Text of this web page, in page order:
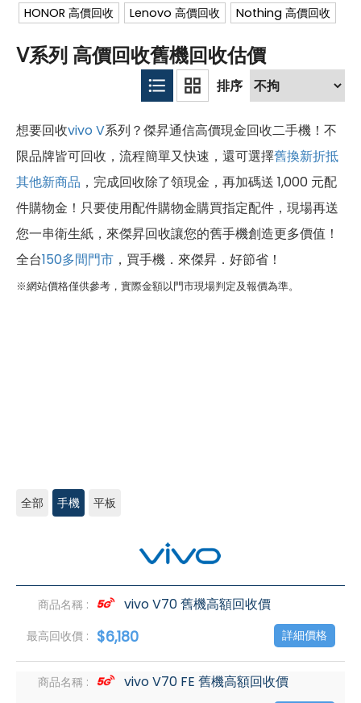
HONOR 高價回收
Lenovo 高價回收 Nothing 高價回收
V系列 高價回收舊機回收估價
想要回收vivo V系列？傑昇通信高價現金回收二手機！不
限品牌皆可回收，流程簡單又快速，還可選擇舊換新折抵
其他新商品 ，完成回收除了領現金，再加碼送 1,000 元配
件購物金！只要使用配件購物金購買指定配件，現場再送
您一串衛生紙，來傑昇回收讓您的舊手機創造更多價值！
全台150多間門市 ，買手機．來傑昇．好節省！
※網站價格僅供參考，實際金額以門市現場判定及報價為準。
全部 手機 平板
收
vivo V70 舊機高額回收價
$6,180 詳細價格
vivo V70 FE 舊機高額回收價